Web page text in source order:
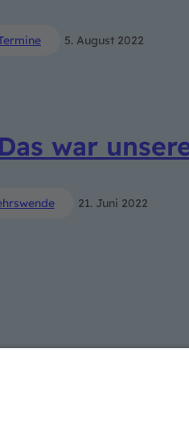
5. August 2022
war
21. Juni 2022